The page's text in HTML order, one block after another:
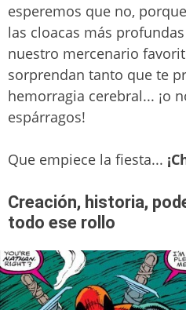
esperemos que no,
las cloacas más
nuestro mercenario
sorprendan tanto que te
hemorragia cerebral... ¡o
espárragos!
Que empiece la fiesta...
Creación, historia,
todo ese rollo